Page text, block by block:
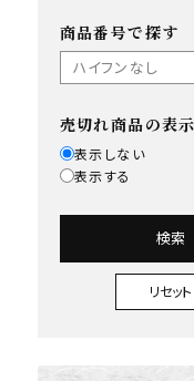
商品番号で探す
売切れ商品の表示
表示しない
表示する
検索
リセット